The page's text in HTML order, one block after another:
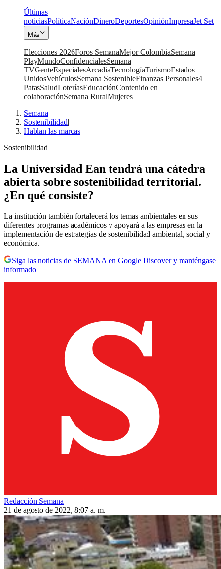
Últimas
noticiasPolíticaNaciónDineroDeportesOpiniónImpresaJet Set
Más
Elecciones 2026Foros SemanaMejor ColombiaSemana
PlayMundoConfidencialesSemana
TVGenteEspecialesArcadiaTecnologíaTurismoEstados
UnidosVehículosSemana SostenibleFinanzas Personales4
PatasSaludLoteríasEducaciónContenido en
colaboraciónSemana RuralMujeres
Semana|
Sostenibilidad|
Hablan las marcas
Sostenibilidad
La Universidad Ean tendrá una cátedra
abierta sobre sostenibilidad territorial.
¿En qué consiste?
La institución también fortalecerá los temas ambientales en sus
diferentes programas académicos y apoyará a las empresas en la
implementación de estrategias de sostenibilidad ambiental, social y
económica.
Siga las noticias de SEMANA en Google Discover y manténgase
informado
Redacción Semana
21 de agosto de 2022, 8:07 a. m.